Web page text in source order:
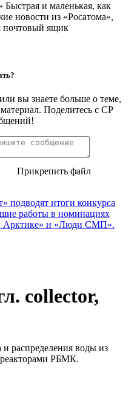
Быстрая и маленькая, как
новости из «Росатома»,
почтовый ящик
вы знаете больше о теме,
Поделитесь с СР
Прикрепить файл
подводят итоги конкурса
работы в номинациях
Арктике» и «Люди СМП».
collector,
и распределения воды из
РБМК.